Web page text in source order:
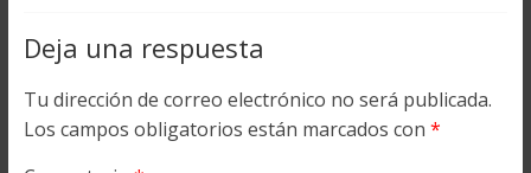
Deja una respuesta
Tu dirección de correo electrónico no será publicada.
Los campos obligatorios están marcados con *